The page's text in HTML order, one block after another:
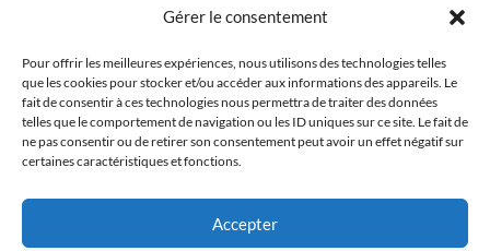
Gérer le consentement
Pour offrir les meilleures expériences, nous utilisons des technologies telles
que les cookies pour stocker et/ou accéder aux informations des appareils. Le
fait de consentir à ces technologies nous permettra de traiter des données
telles que le comportement de navigation ou les ID uniques sur ce site. Le fait de
ne pas consentir ou de retirer son consentement peut avoir un effet négatif sur
certaines caractéristiques et fonctions.
Accepter
DRAGONSKI®All rights reserved 2025